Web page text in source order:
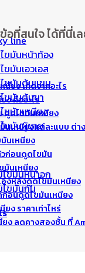
line
ขมันหน้าท้อง
ขมันเอวเอส
ขมันต้นแขน
ขมันต้นขา
ขมันเหนียง
ขมันผู้ชาย
ไขมันหน้าอก
ไขมันก้น
อที่สนใจ ได้ที่นี่เ
นียง เกิดจากอะไร
ง คืออะไร
ดไขมันเหนียง
นเหนียงแต่ละแบบ ต่า
นเหนียง
ก่อนดูดไขมัน
นเหนียง
งหลังดูดไขมันเหนียง
อนดูดไขมันเหนียง
ง ราคาเท่าไหร่
ง ลดคางสองชั้น ที่